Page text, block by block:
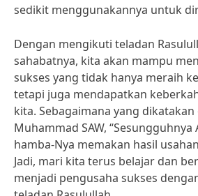
sedikit menggunakannya untuk
Dengan mengikuti teladan
sahabatnya, kita akan mampu
sukses yang tidak hanya meraih
tetapi juga mendapatkan
kita. Sebagaimana yang dikatakan
Muhammad SAW, “Sesungguhnya
hamba-Nya memakan hasil
Jadi, mari kita terus belajar dan
menjadi pengusaha sukses